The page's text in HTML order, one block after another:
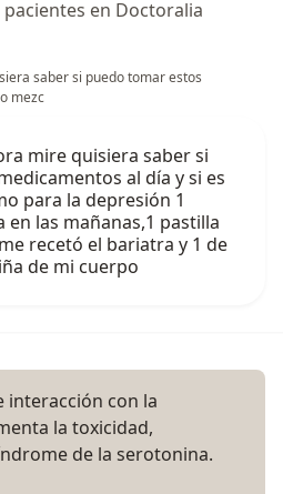
en Doctoralia
saber si puedo tomar estos
mezc
mire quisiera saber si
al día y si es
para la depresión 1
las mañanas,1 pastilla
recetó el bariatra y 1 de
de mi cuerpo
interacción con la
la toxicidad,
de la serotonina.